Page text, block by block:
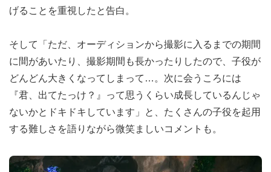
げることを重視したと告白。
そして「ただ、オーディションから撮影に入るまでの期間
に間があいたり、撮影期間も長かったりしたので、子役が
どんどん大きくなってしまって…。次に会うころには
『君、出てたっけ？』って思うくらい成長しているんじゃ
ないかとドキドキしています」と、たくさんの子役を起用
する難しさを語りながら微笑ましいコメントも。